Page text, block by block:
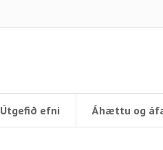
Útgefið efni Áhættu og